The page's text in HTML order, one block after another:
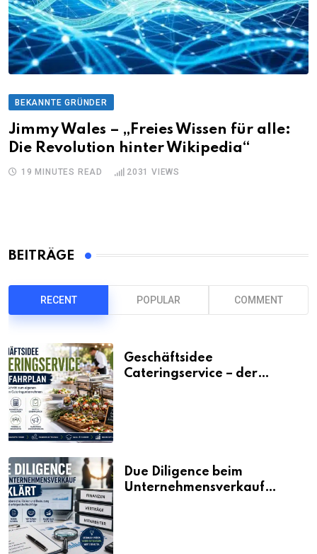
BEKANNTE GRÜNDER
Jimmy Wales – „Freies Wissen für alle:
Die Revolution hinter Wikipedia“
19 MINUTES READ 2031 VIEWS
BEITRÄGE
RECENT POPULAR COMMENT
Geschäftsidee
Cateringservice – der
Due Diligence beim
Unternehmensverkauf